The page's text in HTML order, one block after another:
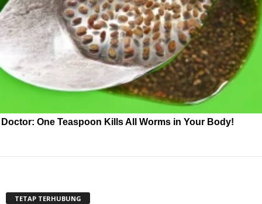
Doctor: One Teaspoon Kills All Worms in Your Body!
TETAP TERHUBUNG